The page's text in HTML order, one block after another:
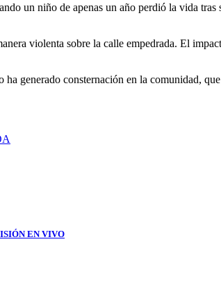
un niño de apenas un año perdió la vida tras
violenta sobre la calle empedrada. El
generado consternación en la comunidad,
EN VIVO